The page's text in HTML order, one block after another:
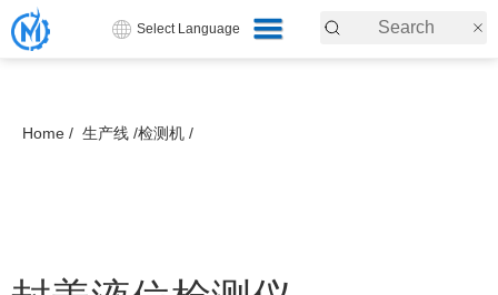
Select Language
Home / 生产线 /检测机 /